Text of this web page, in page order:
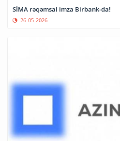
SİMA rəqəmsal imza Birbank-da!
26-05-2026